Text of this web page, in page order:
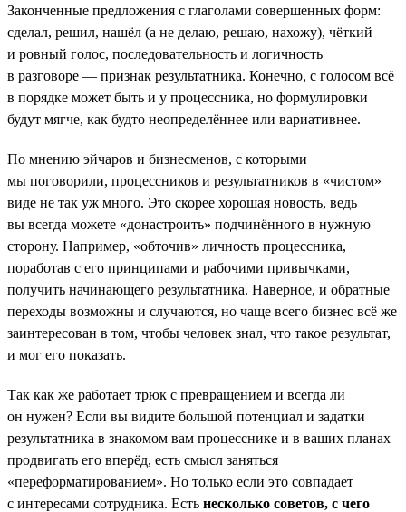
Законченные предложения с глаголами совершенных форм:
сделал, решил, нашёл (а не делаю, решаю, нахожу), чёткий
и ровный голос, последовательность и логичность
в разговоре — признак результатника. Конечно, с голосом всё
в порядке может быть и у процессника, но формулировки
будут мягче, как будто неопределённее или вариативнее.
По мнению эйчаров и бизнесменов, с которыми
мы поговорили, процессников и результатников в «чистом»
виде не так уж много. Это скорее хорошая новость, ведь
вы всегда можете «донастроить» подчинённого в нужную
сторону. Например, «обточив» личность процессника,
поработав с его принципами и рабочими привычками,
получить начинающего результатника. Наверное, и обратные
переходы возможны и случаются, но чаще всего бизнес всё же
заинтересован в том, чтобы человек знал, что такое результат,
и мог его показать.
Так как же работает трюк с превращением и всегда ли
он нужен? Если вы видите большой потенциал и задатки
результатника в знакомом вам процесснике и в ваших планах
продвигать его вперёд, есть смысл заняться
«переформатированием». Но только если это совпадает
с интересами сотрудника. Есть несколько советов, с чего